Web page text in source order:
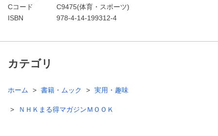
Cコード
C9475(体育・スポーツ)
ISBN
978-4-14-199312-4
カテゴリ
ホーム 書籍・ムック 実用・趣味
ＮＨＫまる得マガジンＭＯＯＫ